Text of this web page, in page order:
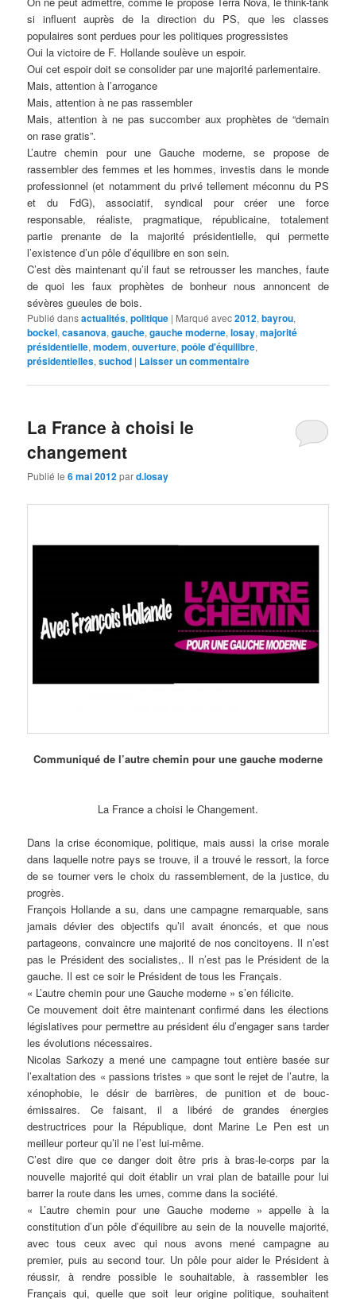
si influent auprès de la direction du PS, que les classes
populaires sont perdues pour les politiques progressistes
Oui la victoire de F. Hollande soulève un espoir.
Oui cet espoir doit se consolider par une majorité parlementaire.
Mais, attention à l’arrogance
Mais, attention à ne pas rassembler
Mais, attention à ne pas succomber aux prophètes de “demain
on rase gratis”.
L’autre chemin pour une Gauche moderne, se propose de
rassembler des femmes et les hommes, investis dans le monde
professionnel (et notamment du privé tellement méconnu du PS
et du FdG), associatif, syndical pour créer une force
responsable, réaliste, pragmatique, républicaine, totalement
partie prenante de la majorité présidentielle, qui permette
l’existence d’un pôle d’équilibre en son sein.
C’est dès maintenant qu’il faut se retrousser les manches, faute
de quoi les faux prophètes de bonheur nous annoncent de
sévères gueules de bois.
Publié dansactualités,politique | Marqué avec2012,bayrou,
bockel,casanova,gauche,gauche moderne,losay,majorité
présidentielle,modem,ouverture,poôle d'équilibre,
présidentielles,suchod | Laisser un commentaire
La France à choisi le
changement
Publié le6 mai 2012pard.losay
Communiqué de l’autre chemin pour une gauche moderne
La France a choisi le Changement.
Dans la crise économique, politique, mais aussi la crise morale
dans laquelle notre pays se trouve, il a trouvé le ressort, la force
de se tourner vers le choix du rassemblement, de la justice, du
progrès.
François Hollande a su, dans une campagne remarquable, sans
jamais dévier des objectifs qu’il avait énoncés, et que nous
partageons, convaincre une majorité de nos concitoyens. Il n’est
pas le Président des socialistes,. Il n’est pas le Président de la
gauche. Il est ce soir le Président de tous les Français.
« L’autre chemin pour une Gauche moderne » s’en félicite.
Ce mouvement doit être maintenant confirmé dans les élections
législatives pour permettre au président élu d’engager sans tarder
les évolutions nécessaires.
Nicolas Sarkozy a mené une campagne tout entière basée sur
l’exaltation des « passions tristes » que sont le rejet de l’autre, la
xénophobie, le désir de barrières, de punition et de bouc-
émissaires. Ce faisant, il a libéré de grandes énergies
destructrices pour la République, dont Marine Le Pen est un
meilleur porteur qu’il ne l’est lui-même.
C’est dire que ce danger doit être pris à bras-le-corps par la
nouvelle majorité qui doit établir un vrai plan de bataille pour lui
barrer la route dans les urnes, comme dans la société.
« L’autre chemin pour une Gauche moderne » appelle à la
constitution d’un pôle d’équilibre au sein de la nouvelle majorité,
avec tous ceux avec qui nous avons mené campagne au
premier, puis au second tour. Un pôle pour aider le Président à
réussir, à rendre possible le souhaitable, à rassembler les
Français qui, quelle que soit leur origine politique, souhaitent